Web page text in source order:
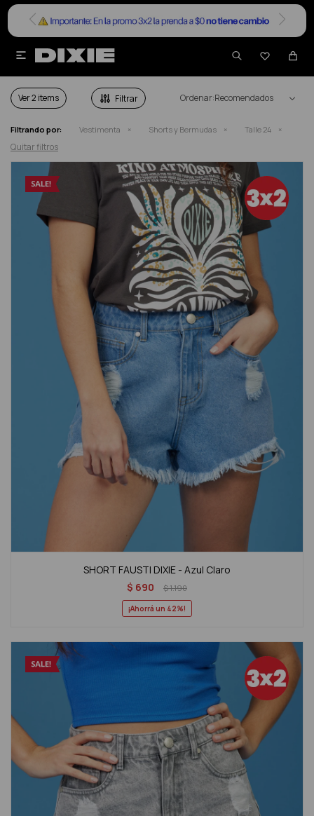


SHORTS Y BERMUDAS EN SALE TALLE 24
Ver Recomendados
Filtrando por: Vestimenta Shorts y Bermudas Talle 24
Quitar filtros
SHORT FAUSTI DIXIE - Azul Claro
$ 690 $1.190
42